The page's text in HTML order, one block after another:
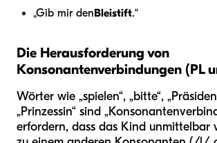
„Gib mir denBleistift.“
Die Herausforderung von
Konsonantenverbindungen (PL
Wörter wie „spielen“, „bitte“,
„Prinzessin“ sind
erfordern, dass das Kind